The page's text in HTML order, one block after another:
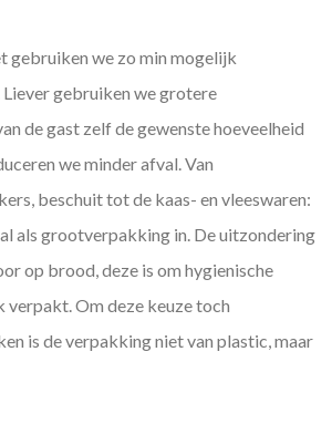
we zo min mogelijk
gebruiken we grotere
de gast zelf de gewenste hoeveelheid
we minder afval. Van
beschuit tot de kaas- en vleeswaren:
als grootverpakking in. De uitzondering
op brood, deze is om hygienische
verpakt. Om deze keuze toch
is de verpakking niet van plastic, maar